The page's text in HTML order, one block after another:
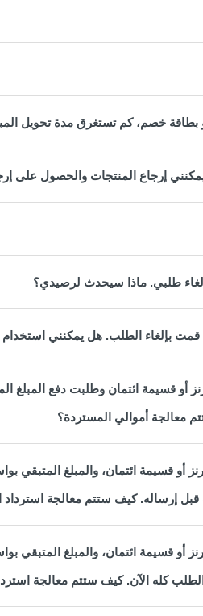
خصم، كم تستغرق مدة تحويل
إرجاع المنتجات والحصول على
طلبي. ماذا سيحدث لرصيدي؟
بإلغاء الطلب. هل يمكنني استخدام
قسيمة ائتمان وطلبت دفع المبلغ
معالجة أموالي المستردة؟
قسيمة ائتمان، والمبلغ المتبقي
قسيمة ائتمان، والمبلغ المتبقي